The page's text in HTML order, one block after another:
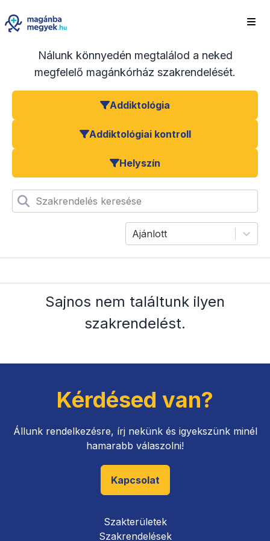
Nálunk könnyedén megtalálod a neked
megfelelő magánkórház szakrendelését.
Addiktológia
Addiktológiai kontroll
Helyszín
Szakrendelés keresése
Ajánlott
Sajnos nem találtunk ilyen
szakrendelést.
Kérdésed van?
Állunk rendelkezésre, írj nekünk és igyekszünk minél
hamarabb válaszolni!
Kapcsolat
Szakterületek
Szakrendelések